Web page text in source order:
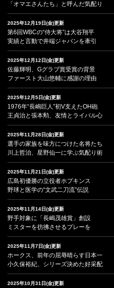
「オマエさんたち」と呼んだ気配り
2025年12月19日(金)更新
第6回WBCの“侍大将”は大谷翔平
実績と言動で井端ジャパンを牽引
2025年12月12日(金)更新
佐藤輝明、Gグラブ賞受賞の背景
ファースト大山悠輔に感謝の理由
2025年12月5日(金)更新
1976年“長嶋巨人”初V支えたOH砲
王貞治と張本勲、友情とライバル心
2025年11月28日(金)更新
選手の家族を味方につけた名将たち
川上哲治、星野仙一に学ぶ気配り術
2025年11月21日(金)更新
広島初優勝の立役者ホプキンス
野球と医学の“文武二刀流”伝説
2025年11月14日(金)更新
野手対象に「長嶋茂雄賞」創設
ミスターを彷彿させるプレーを
2025年11月7日(金)更新
ホークス、前年の屈辱晴らす日本一
小久保裕紀、シリーズ決めた好采配
2025年10月31日(金)更新